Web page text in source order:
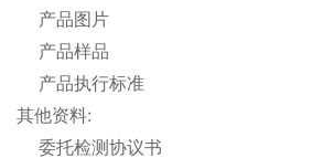
产品图片
产品样品
产品执行标准
其他资料:
委托检测协议书